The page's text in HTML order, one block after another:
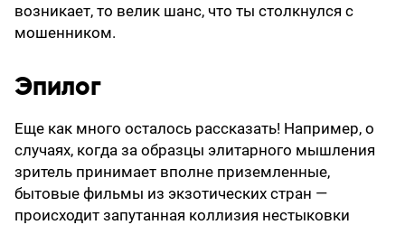
возникает, то велик шанс, что ты столкнулся с
мошенником.
Эпилог
Еще как много осталось рассказать! Например, о
случаях, когда за образцы элитарного мышления
зритель принимает вполне приземленные,
бытовые фильмы из экзотических стран —
происходит запутанная коллизия нестыковки